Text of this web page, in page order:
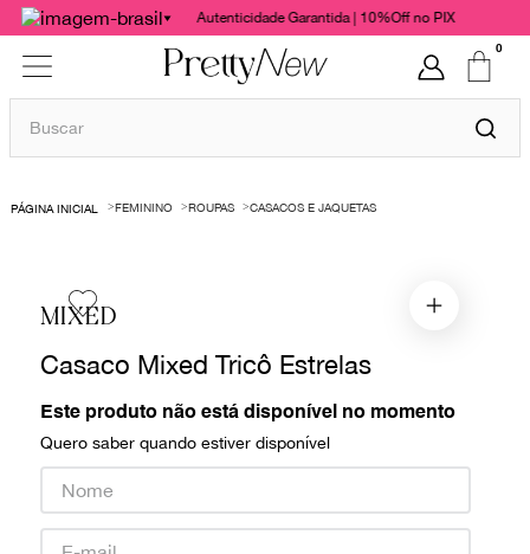
Autenticidade Garantida | 10%Off no PIX
0
Buscar
FEMININO ROUPAS CASACOS E JAQUETAS
MIXED
Casaco Mixed Tricô Estrelas
Este produto não está disponível no momento
Quero saber quando estiver disponível
1º
bolsas
chanel
paula raia
valentino
burberry
prada